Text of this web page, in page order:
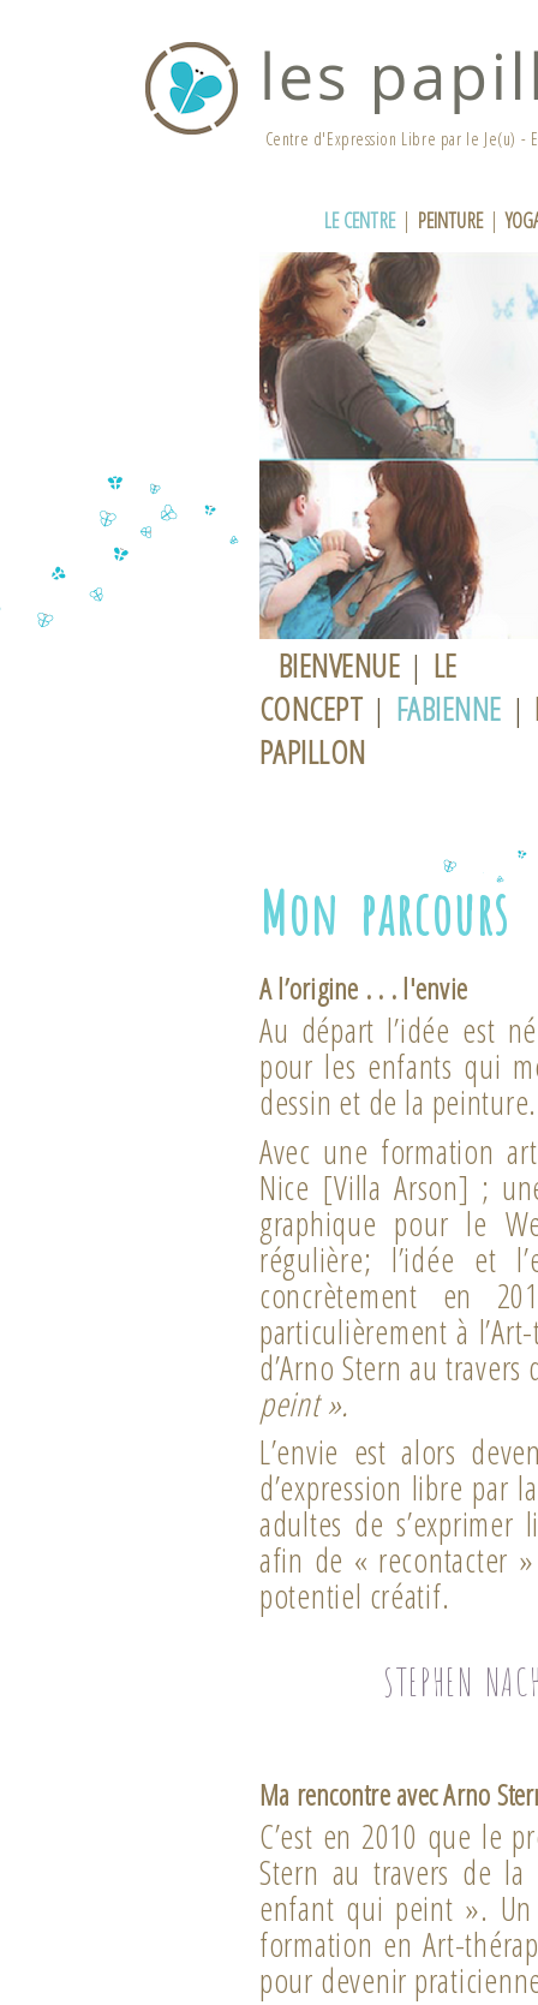
Centre d'Expression Libre par le Je(u) -
LE CENTRE| PEINTURE|
BIENVENUE | LE
CONCEPT | FABIENNE |
PAPILLON
Mon parcours
A l’origine . . . l'envie
Au départ l’idée est
pour les enfants qui
dessin et de la peinture.
Avec une formation
Nice [Villa Arson] ;
graphique pour le
régulière; l’idée et
concrètement en
particulièrement à
d’Arno Stern au
peint ».
L’envie est alors
d’expression libre par
adultes de
afin de « recontacter
potentiel créatif.
STEPHEN
Ma rencontre avec Arno
C’est en 2010 que le
Stern au travers de
enfant qui peint ».
formation en Art-
pour devenir